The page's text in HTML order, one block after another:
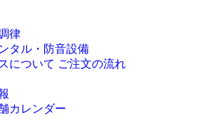
律
タル・防音設備
について ご注文の流れ
カレンダー